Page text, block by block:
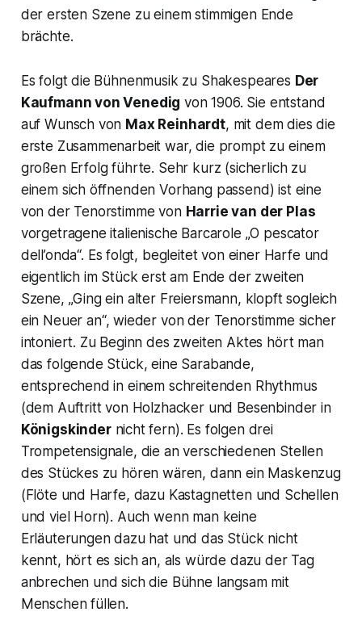
der ersten Szene zu einem stimmigen Ende
brächte.
Es folgt die Bühnenmusik zu Shakespeares Der
Kaufmann von Venedig von 1906. Sie entstand
auf Wunsch von Max Reinhardt, mit dem dies die
erste Zusammenarbeit war, die prompt zu einem
großen Erfolg führte. Sehr kurz (sicherlich zu
einem sich öffnenden Vorhang passend) ist eine
von der Tenorstimme von Harrie van der Plas
vorgetragene italienische Barcarole „O pescator
dell’onda“. Es folgt, begleitet von einer Harfe und
eigentlich im Stück erst am Ende der zweiten
Szene, „Ging ein alter Freiersmann, klopft sogleich
ein Neuer an“, wieder von der Tenorstimme sicher
intoniert. Zu Beginn des zweiten Aktes hört man
das folgende Stück, eine Sarabande,
entsprechend in einem schreitenden Rhythmus
(dem Auftritt von Holzhacker und Besenbinder in
Königskindernicht fern). Es folgen drei
Trompetensignale, die an verschiedenen Stellen
des Stückes zu hören wären, dann ein Maskenzug
(Flöte und Harfe, dazu Kastagnetten und Schellen
und viel Horn). Auch wenn man keine
Erläuterungen dazu hat und das Stück nicht
kennt, hört es sich an, als würde dazu der Tag
anbrechen und sich die Bühne langsam mit
Menschen füllen.